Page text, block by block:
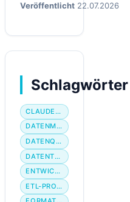
Veröffentlicht 22.07.2026
Schlagwörter
CLAUDE CODE
DATENMIGRATION
DATENQUALITÄT
DATENTYP
ENTWICKLER-WORKFLOW
ETL-PROZESS